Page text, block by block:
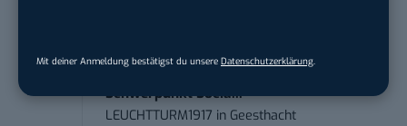
Mit deiner Anmeldung bestätigst du unsere Datenschutzerklärung.
Content Manager (m/w/g) mit
Schwerpunkt Socia...
LEUCHTTURM1917 in Geesthacht